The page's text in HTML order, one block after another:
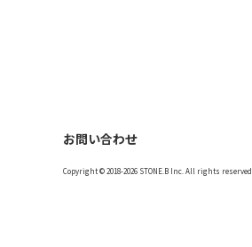
お問い合わせ
Copyright © 2018-2026 STONE.B Inc. All rights reserved.